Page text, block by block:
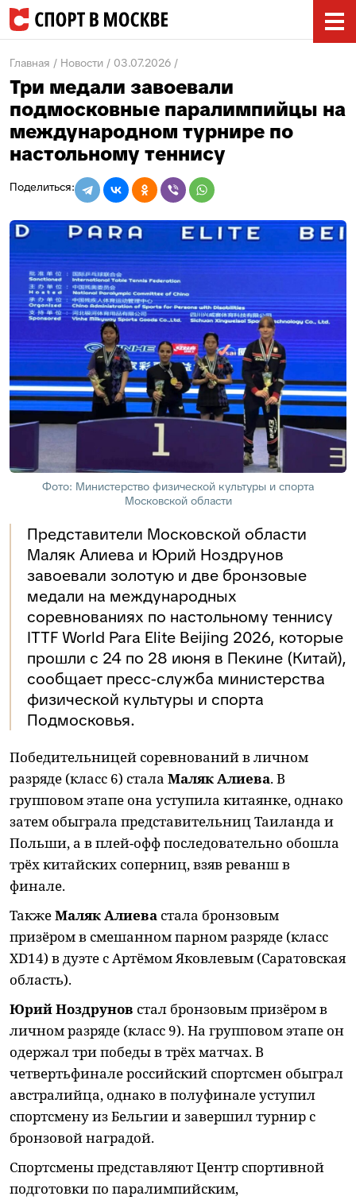
Главная Новости 03.07.2026
Три медали завоевали
подмосковные паралимпийцы на
международном турнире по
настольному теннису
Фото: Министерство физической культуры и спорта
Московской области
Представители Московской области
Маляк Алиева и Юрий Ноздрунов
завоевали золотую и две бронзовые
медали на международных
соревнованиях по настольному теннису
ITTF World Para Elite Beijing 2026, которые
прошли с 24 по 28 июня в Пекине (Китай),
сообщает пресс-служба министерства
физической культуры и спорта
Подмосковья.
Победительницей соревнований в личном
разряде (класс 6) стала Маляк Алиева. В
групповом этапе она уступила китаянке, однако
затем обыграла представительниц Таиланда и
Польши, а в плей-офф последовательно обошла
трёх китайских соперниц, взяв реванш в
финале.
ТакжеМаляк Алиева стала бронзовым
призёром в смешанном парном разряде (класс
XD14) в дуэте с Артёмом Яковлевым (Саратовская
область).
Юрий Ноздрунов стал бронзовым призёром в
личном разряде (класс 9). На групповом этапе он
одержал три победы в трёх матчах. В
четвертьфинале российский спортсмен обыграл
австралийца, однако в полуфинале уступил
спортсмену из Бельгии и завершил турнир с
бронзовой наградой.
Спортсмены представляют Центр спортивной
подготовки по паралимпийским,